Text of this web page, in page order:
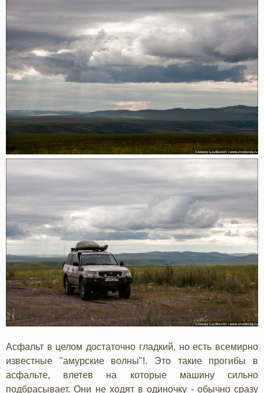
Асфальт в целом достаточно гладкий, но есть всемирно
известные "амурские волны"!. Это такие прогибы в
асфальте, влетев на которые машину сильно
подбрасывает. Они не ходят в одиночку - обычно сразу